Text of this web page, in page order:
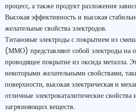
процесс, а также продукт разложения
Высокая эффективность и высокая
желательные свойства электродов.
Титановые электроды с покрытием из
(ММО) представляют собой электроды на
проводящее покрытие из оксида металла.
некоторыми желательными свойствами,
поверхности, высокая электрическая и
отличные электрокаталитические
загрязняющих веществ.